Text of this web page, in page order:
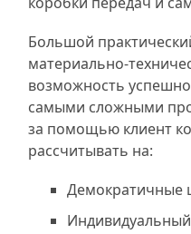
Большой
материально-
возможность
самыми сложными
за помощью клиент
рассчитывать на:
Демократичные